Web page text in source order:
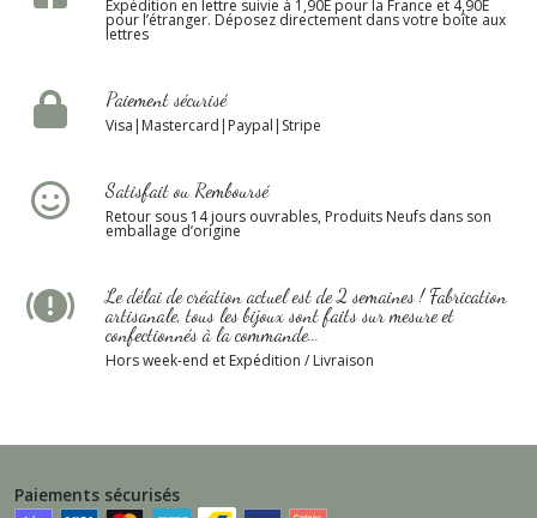
Expédition en lettre suivie à 1,90E pour la France et 4,90E
pour l’étranger. Déposez directement dans votre boîte aux
lettres
Paiement sécurisé
Visa|Mastercard|Paypal|Stripe
Satisfait ou Remboursé
Retour sous 14 jours ouvrables, Produits Neufs dans son
emballage d’origine
Le délai de création actuel est de 2 semaines ! Fabrication
artisanale, tous les bijoux sont faits sur mesure et
confectionnés à la commande...
Hors week-end et Expédition / Livraison
Paiements sécurisés